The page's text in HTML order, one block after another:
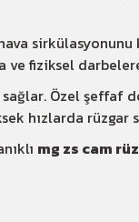
sirkülasyonunu
ve fiziksel
Özel şeffaf
hızlarda
mg zs cam